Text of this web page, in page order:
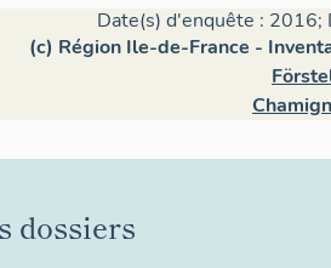
Date(s) d'enquête : 2016;
(c) Région Ile-de-France -
dossiers